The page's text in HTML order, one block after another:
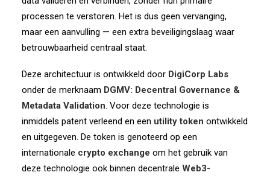
processen te verstoren. Het is dus geen vervanging,
maar een aanvulling — een extra beveiligingslaag waar
betrouwbaarheid centraal staat.
Deze architectuur is ontwikkeld door DigiCorp Labs
onder de merknaam DGMV: Decentral Governance &
Metadata Validation. Voor deze technologie is
inmiddels patent verleend en een utility token ontwikkeld
en uitgegeven. De token is genoteerd op een
internationale crypto exchange om het gebruik van
deze technologie ook binnen decentrale Web3-